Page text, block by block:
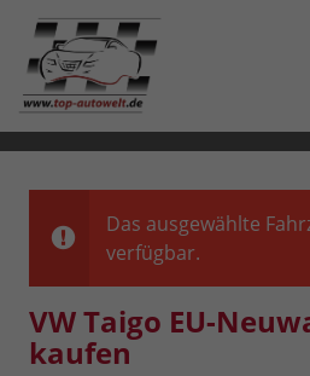
Das ausgewählte
verfügbar.
VW Taigo EU-
kaufen